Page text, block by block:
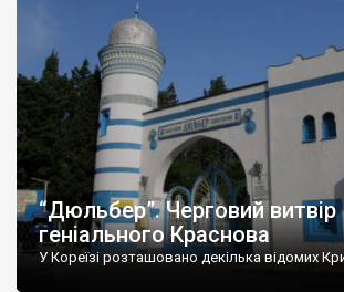
“Дюльбер”. Черговий витвір
геніального Краснова
У Кореїзі розташовано декілька відомих